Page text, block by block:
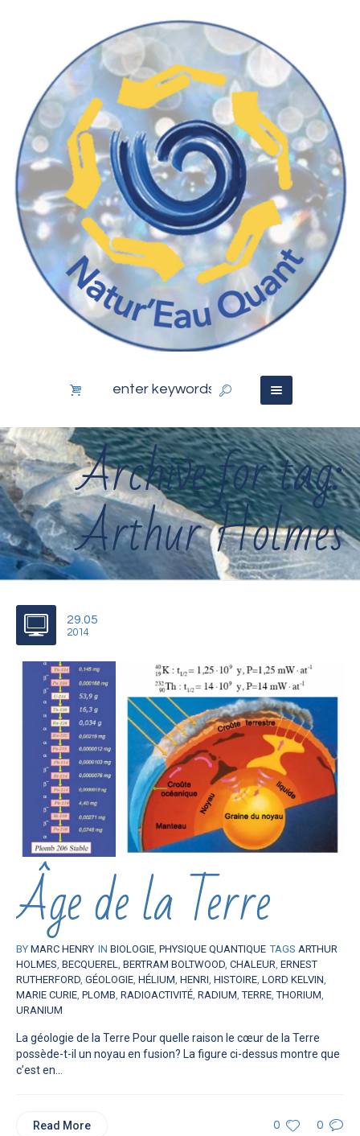
Archive for tag:
Arthur Holmes
29.05
2014
Âge de la Terre
BY MARC HENRY IN BIOLOGIE, PHYSIQUE QUANTIQUE TAGS ARTHUR
HOLMES, BECQUEREL, BERTRAM BOLTWOOD, CHALEUR, ERNEST
RUTHERFORD, GÉOLOGIE, HÉLIUM, HENRI, HISTOIRE, LORD KELVIN,
MARIE CURIE, PLOMB, RADIOACTIVITÉ, RADIUM,TERRE,THORIUM,
URANIUM
La géologie de la Terre Pour quelle raison le cœur de la Terre
possède-t-il un noyau en fusion? La figure ci-dessus montre que
c’est en...
0 0
Read More